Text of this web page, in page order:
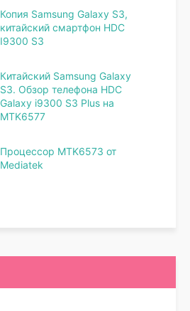
Копия Samsung Galaxy S3,
китайский смартфон HDC
I9300 S3
Китайский Samsung Galaxy
S3. Обзор телефона HDC
Galaxy i9300 S3 Plus на
MTK6577
Процессор MTK6573 от
Mediatek